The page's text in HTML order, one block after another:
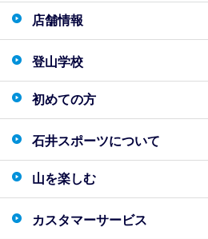
店舗情報
登山学校
初めての方
石井スポーツについて
山を楽しむ
カスタマーサービス